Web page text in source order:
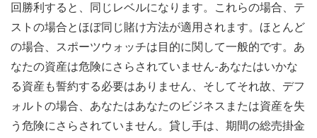
回勝利すると、同じレベルになります。これらの場合、テ
ストの場合とほぼ同じ賭け方法が適用されます。ほとんど
の場合、スポーツウォッチは目的に関して一般的です。あ
なたの資産は危険にさらされていません-あなたはいかな
る資産も誓約する必要はありません、そしてそれ故、デフ
ォルトの場合、あなたはあなたのビジネスまたは資産を失
う危険にさらされていません。貸し手は、期間の総売掛金